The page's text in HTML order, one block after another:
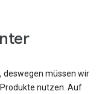
deswegen müssen wir
nutzen. Auf